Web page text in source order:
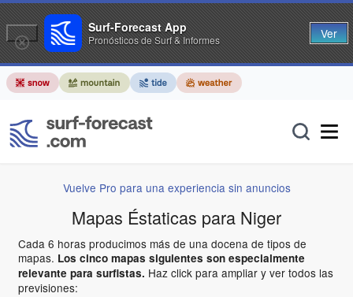
Vuelve Pro para una experiencia sin anuncios
Mapas Éstaticas para Niger
Cada 6 horas producimos más de una docena de tipos de
mapas. Los cinco mapas siguientes son especialmente
relevante para surfistas. Haz click para ampliar y ver todos las
previsiones:
Surf-Forecast App
Pronósticos de Surf & Informes Ver